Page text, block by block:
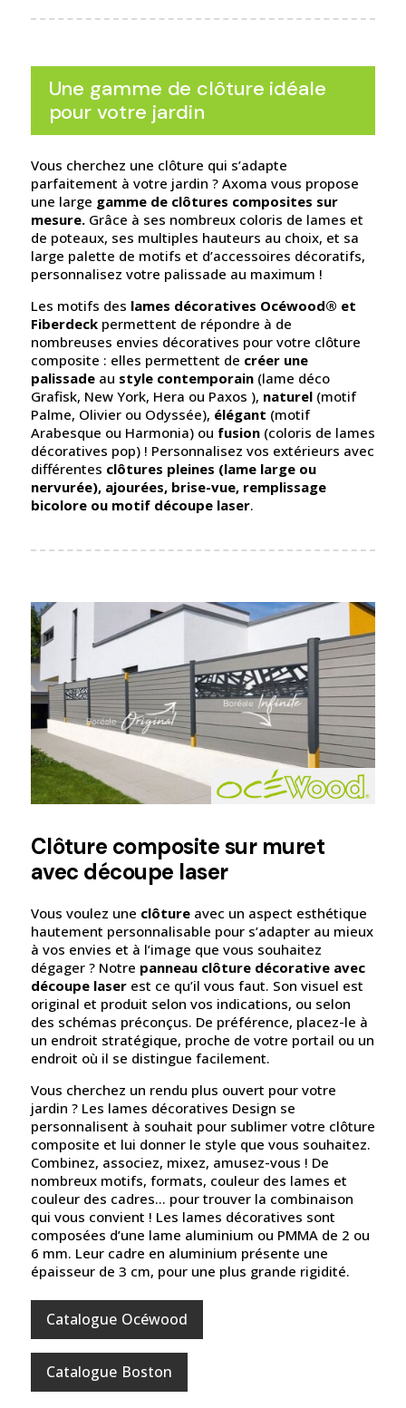
Une gamme de clôture idéale
pour votre jardin
Vous cherchez une clôture qui s’adapte
parfaitement à votre jardin ? Axoma vous propose
une large gamme de clôtures composites sur
mesure. Grâce à ses nombreux coloris de lames et
de poteaux, ses multiples hauteurs au choix, et sa
large palette de motifs et d’accessoires décoratifs,
personnalisez votre palissade au maximum !
Les motifs des lames décoratives Océwood® et
Fiberdeckpermettent de répondre à de
nombreuses envies décoratives pour votre clôture
composite : elles permettent de créer une
palissadeau style contemporain(lame déco
Grafisk, New York, Hera ou Paxos ), naturel(motif
Palme, Olivier ou Odyssée), élégant (motif
Arabesque ou Harmonia) ou fusion(coloris de lames
décoratives pop) ! Personnalisez vos extérieurs avec
différentes clôtures pleines (lame large ou
nervurée), ajourées, brise-vue, remplissage
bicolore ou motif découpe laser.
Clôture composite sur muret
avec découpe laser
Vous voulez une clôture avec un aspect esthétique
hautement personnalisable pour s’adapter au mieux
à vos envies et à l’image que vous souhaitez
dégager ? Notre panneau clôture décorative avec
découpe laserest ce qu’il vous faut. Son visuel est
original et produit selon vos indications, ou selon
des schémas préconçus. De préférence, placez-le à
un endroit stratégique, proche de votre portail ou un
endroit où il se distingue facilement.
Vous cherchez un rendu plus ouvert pour votre
jardin ? Les lames décoratives Design se
personnalisent à souhait pour sublimer votre clôture
composite et lui donner le style que vous souhaitez.
Combinez, associez, mixez, amusez-vous ! De
nombreux motifs, formats, couleur des lames et
couleur des cadres… pour trouver la combinaison
qui vous convient ! Les lames décoratives sont
composées d’une lame aluminium ou PMMA de 2 ou
6 mm. Leur cadre en aluminium présente une
épaisseur de 3 cm, pour une plus grande rigidité.
Catalogue Océwood
Catalogue Boston